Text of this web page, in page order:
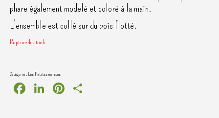
phare également modelé et coloré à la main.
L’ensemble est collé sur du bois flotté.
Rupture de stock
Catégorie : Les Petites maisons
FacebookLinkedInPinterest